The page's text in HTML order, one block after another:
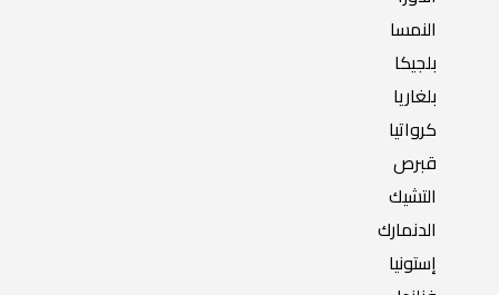
النمسا
بلجيكا
بلغاريا
كرواتيا
قبرص
التشيك
الدنمارك
إستونيا